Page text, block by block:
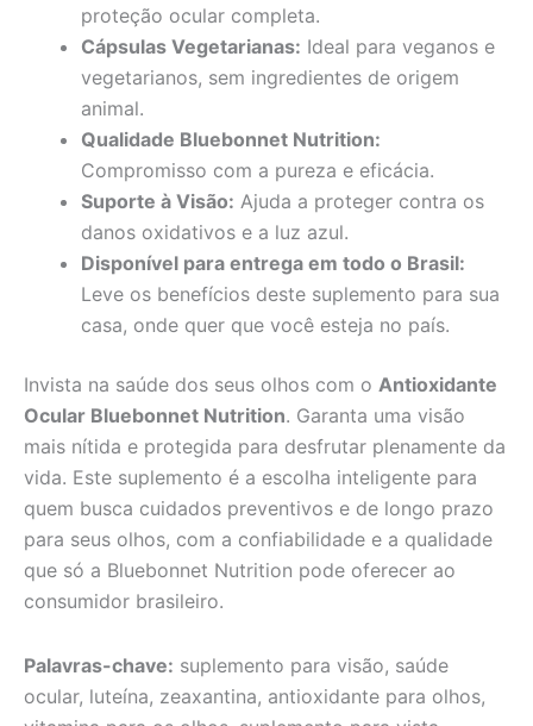
proteção ocular completa.
Cápsulas Vegetarianas: Ideal para veganos e
vegetarianos, sem ingredientes de origem
animal.
Qualidade Bluebonnet Nutrition:
Compromisso com a pureza e eficácia.
Suporte à Visão: Ajuda a proteger contra os
danos oxidativos e a luz azul.
Disponível para entrega em todo o Brasil:
Leve os benefícios deste suplemento para sua
casa, onde quer que você esteja no país.
Invista na saúde dos seus olhos com o Antioxidante
Ocular Bluebonnet Nutrition. Garanta uma visão
mais nítida e protegida para desfrutar plenamente da
vida. Este suplemento é a escolha inteligente para
quem busca cuidados preventivos e de longo prazo
para seus olhos, com a confiabilidade e a qualidade
que só a Bluebonnet Nutrition pode oferecer ao
consumidor brasileiro.
Palavras-chave: suplemento para visão, saúde
ocular, luteína, zeaxantina, antioxidante para olhos,